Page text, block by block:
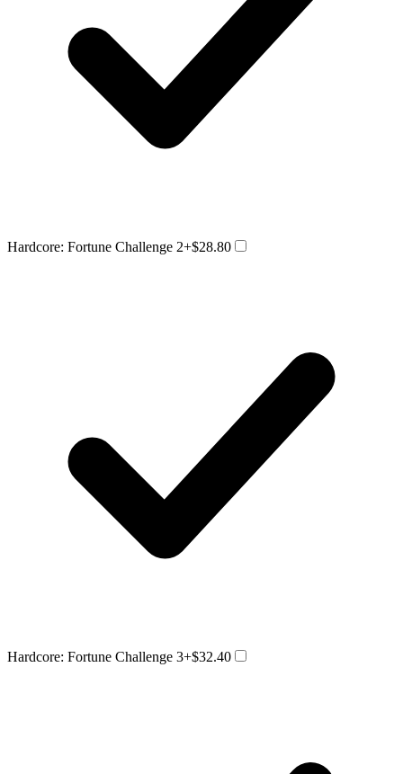
Hardcore: Fortune Challenge 2+$28.80
Hardcore: Fortune Challenge 3+$32.40